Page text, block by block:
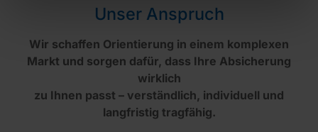
Unser Anspruch
Wir schaffen Orientierung in einem komplexen
Markt und sorgen dafür, dass Ihre Absicherung
wirklich
zu Ihnen passt – verständlich, individuell und
langfristig tragfähig.